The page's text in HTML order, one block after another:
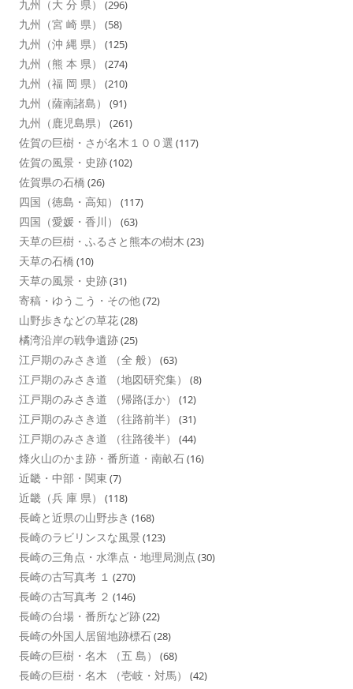
九州（大 分 県） (296)
九州（宮 崎 県） (58)
九州（沖 縄 県） (125)
九州（熊 本 県） (274)
九州（福 岡 県） (210)
九州（薩南諸島） (91)
九州（鹿児島県） (261)
佐賀の巨樹・さが名木１００選 (117)
佐賀の風景・史跡(102)
佐賀県の石橋 (26)
四国（徳島・高知） (117)
四国（愛媛・香川） (63)
天草の巨樹・ふるさと熊本の樹木 (23)
天草の石橋 (10)
天草の風景・史跡(31)
寄稿・ゆうこう・その他(72)
山野歩きなどの草花(28)
橘湾沿岸の戦争遺跡(25)
江戸期のみさき道 （全 般） (63)
江戸期のみさき道 （地図研究集） (8)
江戸期のみさき道 （帰路ほか） (12)
江戸期のみさき道 （往路前半） (31)
江戸期のみさき道 （往路後半） (44)
烽火山のかま跡・番所道・南畝石(16)
近畿・中部・関東 (7)
近畿（兵 庫 県） (118)
長崎と近県の山野歩き (168)
長崎のラビリンスな風景 (123)
長崎の三角点・水準点・地理局測点 (30)
長崎の古写真考 １ (270)
長崎の古写真考 ２ (146)
長崎の台場・番所など跡(22)
長崎の外国人居留地跡標石(28)
長崎の巨樹・名木 （五 島） (68)
長崎の巨樹・名木 （壱岐・対馬） (42)